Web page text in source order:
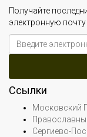
Получайте
электронную почту
Ссылки
Московский
Сергиево-